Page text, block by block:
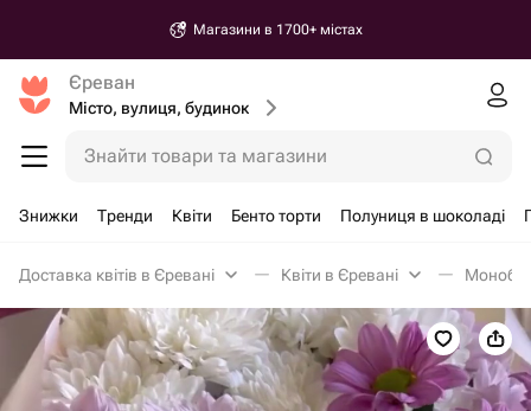
Магазини в 1700+ містах
Єреван
Місто, вулиця, будинок
Знайти товари та магазини
Знижки Тренди Квіти Бенто торти Полуниця в шоколаді
Доставка квітів в Єревані Квіти в Єревані